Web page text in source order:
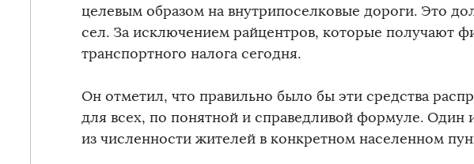
целевым образом на внутрипоселковые дороги. Это
сел. За исключением райцентров, которые получают
транспортного налога сегодня.
Он отметил, что правильно было бы эти средства
для всех, по понятной и справедливой формуле. Один
из численности жителей в конкретном населенном